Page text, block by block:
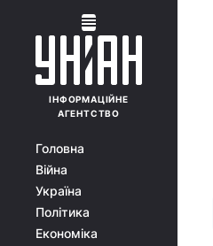
ІНФОРМАЦІЙНЕ
АГЕНТСТВО
Головна
Війна
Україна
Політика
Економіка